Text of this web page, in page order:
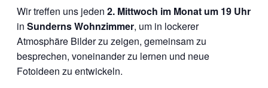
Wir treffen uns jeden 2. Mittwoch im Monat um 19 Uhr
in Sunderns Wohnzimmer, um in lockerer
Atmosphäre Bilder zu zeigen, gemeinsam zu
besprechen, voneinander zu lernen und neue
Fotoideen zu entwickeln.